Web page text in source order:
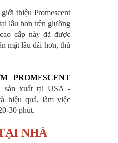
thiệu Promescent
lâu hơn trên giường
cấp này đã được
mật lâu dài hơn, thú
PROMESCENT
sản xuất tại USA -
hiệu quả, làm việc
30 phút.
NHÀ